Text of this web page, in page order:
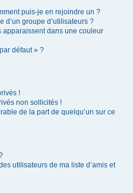
puis-je en rejoindre un ?
groupe d’utilisateurs ?
apparaissent dans une couleur
défaut » ?
!
non sollicités !
de la part de quelqu’un sur ce
utilisateurs de ma liste d’amis et